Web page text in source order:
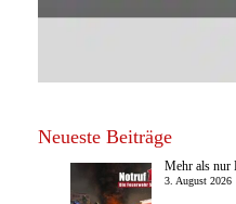
Neueste Beiträge
Mehr als nur
3. August 2026